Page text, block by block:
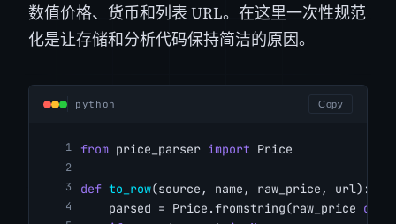
数值价格、货币和列表 URL。在这里一次性规范
化是让存储和分析代码保持简洁的原因。
python Copy
from price_parser import Price
def to_row(source, name, raw_price, url):
    parsed = Price.fromstring(raw_price
or